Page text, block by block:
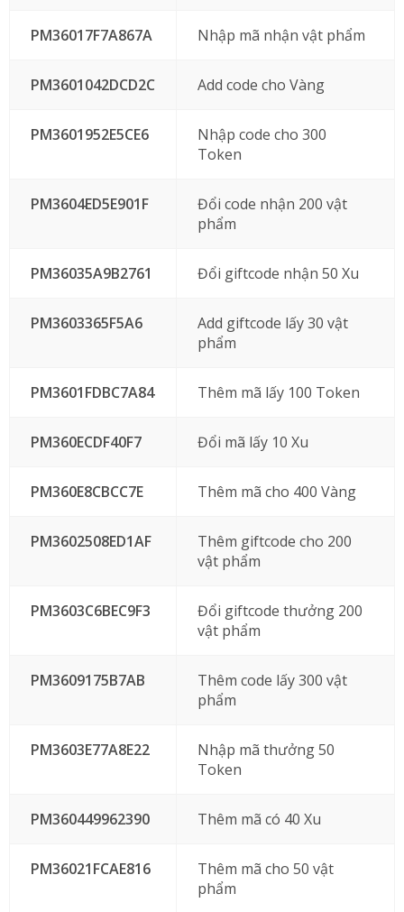
PM36017F7A867A Nhập mã nhận vật phẩm
PM3601042DCD2C Add code cho Vàng
PM3601952E5CE6
Nhập code cho 300
Token
PM3604ED5E901F
Đổi code nhận 200 vật
phẩm
PM36035A9B2761 Đổi giftcode nhận 50 Xu
PM3603365F5A6
Add giftcode lấy 30 vật
phẩm
PM3601FDBC7A84 Thêm mã lấy 100 Token
PM360ECDF40F7 Đổi mã lấy 10 Xu
PM360E8CBCC7E Thêm mã cho 400 Vàng
PM3602508ED1AF
Thêm giftcode cho 200
vật phẩm
PM3603C6BEC9F3
Đổi giftcode thưởng 200
vật phẩm
PM3609175B7AB
Thêm code lấy 300 vật
phẩm
PM3603E77A8E22
Nhập mã thưởng 50
Token
PM360449962390 Thêm mã có 40 Xu
PM36021FCAE816
Thêm mã cho 50 vật
phẩm